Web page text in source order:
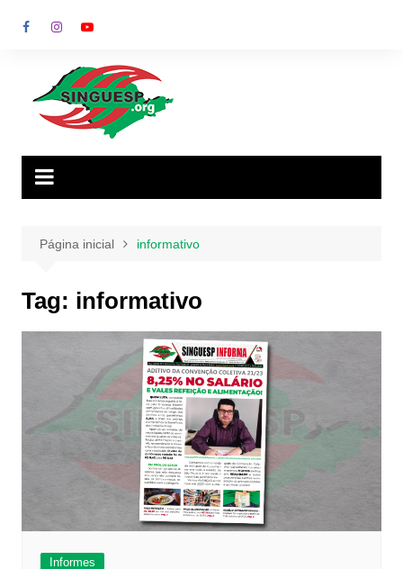
para
Página inicial informativo
Tag: informativo
Informes